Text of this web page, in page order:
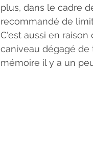
plus, dans le cadre
recommandé de
C'est aussi en
caniveau dégagé
mémoire il y a un